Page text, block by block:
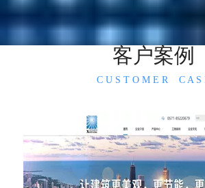
客户案例
C U S T O M E R C A S